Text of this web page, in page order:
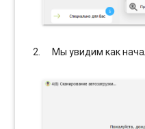
Мы увидим как